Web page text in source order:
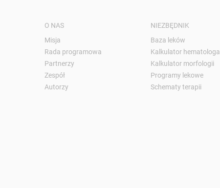
O NAS
Misja
Rada programowa
Partnerzy
Zespół
Autorzy
NIEZBĘDNIK
Baza leków
Kalkulator hematologa
Kalkulator morfologii
Programy lekowe
Schematy terapii